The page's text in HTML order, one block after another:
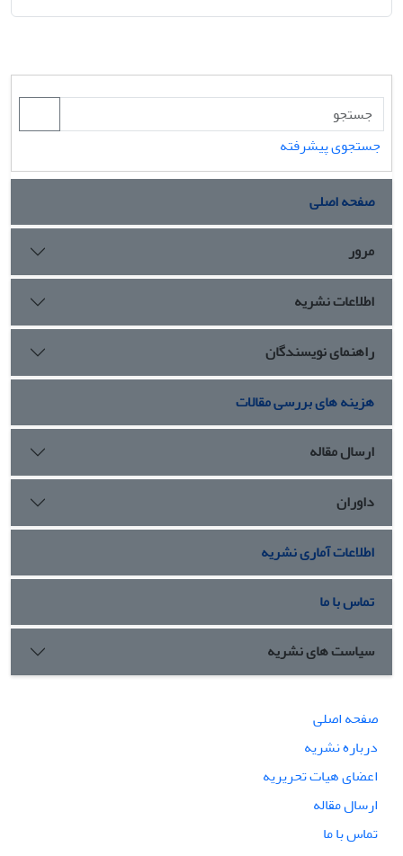
جستجوی پیشرفته
صفحه اصلی
مرور
اطلاعات نشریه
راهنمای نویسندگان
هزینه های بررسی مقالات
ارسال مقاله
داوران
اطلاعات آماری نشریه
تماس با ما
سیاست های نشریه
صفحه اصلی
درباره نشریه
اعضای هیات تحریریه
ارسال مقاله
تماس با ما